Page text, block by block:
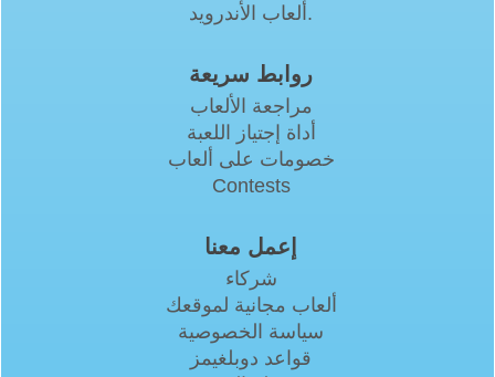
ألعاب الأندرويد.
روابط سريعة
مراجعة الألعاب
أداة إجتياز اللعبة
خصومات على ألعاب
Contests
إعمل معنا
شركاء
ألعاب مجانية لموقعك
سياسة الخصوصية
قواعد دوبلغيمز